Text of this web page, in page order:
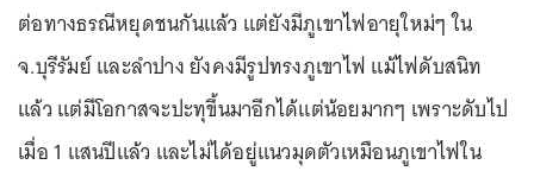
ต่อทางธรณีหยุดชนกันแล้ว แต่ยังมีภูเขาไฟอายุใหม่ๆ ใน
จ.บุรีรัมย์ และลำปาง ยังคงมีรูปทรงภูเขาไฟ แม้ไฟดับสนิท
แล้ว แต่มีโอกาสจะปะทุขึ้นมาอีกได้แต่น้อยมากๆ เพราะดับไป
เมื่อ 1 แสนปีแล้ว และไม่ได้อยู่แนวมุดตัวเหมือนภูเขาไฟใน